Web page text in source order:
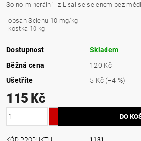
Solno-minerální liz Lisal se selenem bez mědi.
-obsah Selenu 10 mg/kg
-kostka 10 kg
Dostupnost
Skladem
Běžná cena
120 Kč
Ušetříte
5 Kč (–4 %)
115 Kč
KÓD PRODUKTU
1131